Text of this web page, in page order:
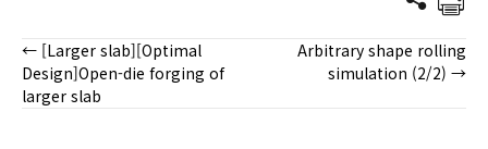
Posts
navigation
← [Larger slab][Optimal
Design]Open-die forging of
larger slab
Arbitrary shape rolling
simulation (2/2) →